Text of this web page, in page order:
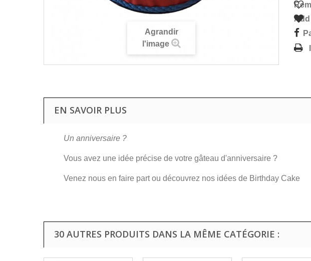
Agrandir
l'image
EN SAVOIR PLUS
Un anniversaire ?
Vous avez une idée précise de votre gâteau d'anniversaire ?
Venez nous en faire part ou découvrez nos idées de Birthday Cake
30 AUTRES PRODUITS DANS LA MÊME CATÉGORIE :